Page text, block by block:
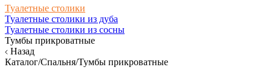
Туалетные столики
Туалетные столики из дуба
Туалетные столики из сосны
Тумбы прикроватные
Назад
Каталог/Спальня/Тумбы прикроватные